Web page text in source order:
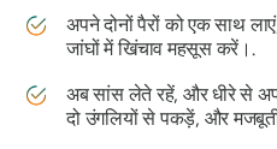
अपने दोनों पैरों को एक साथ
जांघों में खिंचाव महसूस करें।.
अब सांस लेते रहें, और धीरे से
दो उंगलियों से पकड़ें, और